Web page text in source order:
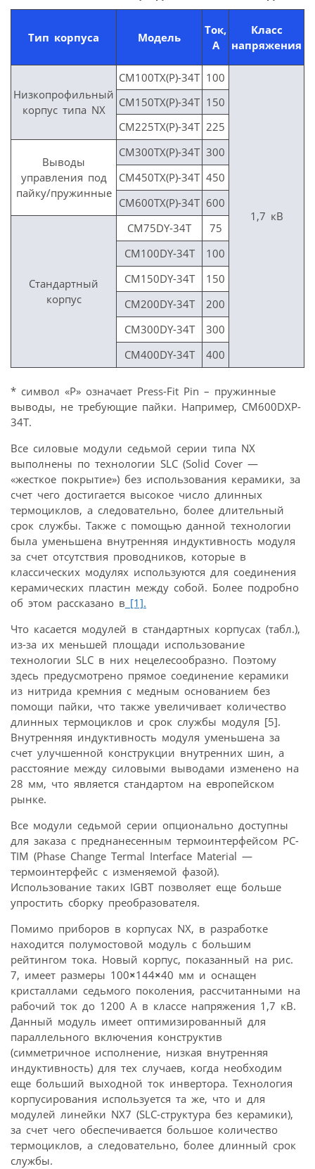
Тип корпуса Модель
Ток,
А
Класс
напряжения
Низкопрофильный
корпус типа NX
CM100TX(P)-34T 100
1,7 кВ
CM150TX(P)-34T 150
CM225TX(P)-34T 225
Выводы
управления под
пайку/пружинные
CM300TX(P)-34T 300
CM450TX(P)-34T 450
CM600TX(P)-34T 600
Стандартный
корпус
CM75DY-34T
75
CM100DY-34T
100
CM150DY-34T
150
CM200DY-34T
200
CM300DY-34T
300
CM400DY-34T
400
* символ «P» означает Press-Fit Pin – пружинные
выводы, не требующие пайки. Например, CM600DXP-
34T.
Все силовые модули седьмой серии типа NX
выполнены по технологии SLC (Solid Cover —
«жесткое покрытие») без использования керамики, за
счет чего достигается высокое число длинных
термоциклов, а следовательно, более длительный
срок службы. Также с помощью данной технологии
была уменьшена внутренняя индуктивность модуля
за счет отсутствия проводников, которые в
классических модулях используются для соединения
керамических пластин между собой. Более подробно
об этом рассказано в [1].
Что касается модулей в стандартных корпусах (табл.),
из-за их меньшей площади использование
технологии SLC в них нецелесообразно. Поэтому
здесь предусмотрено прямое соединение керамики
из нитрида кремния с медным основанием без
помощи пайки, что также увеличивает количество
длинных термоциклов и срок службы модуля [5].
Внутренняя индуктивность модуля уменьшена за
счет улучшенной конструкции внутренних шин, а
расстояние между силовыми выводами изменено на
28 мм, что является стандартом на европейском
рынке.
Все модули седьмой серии опционально доступны
для заказа с преднанесенным термоинтерфейсом PC-
TIM (Phase Change Termal Interface Material —
термоинтерфейс с изменяемой фазой).
Использование таких IGBT позволяет еще больше
упростить сборку преобразователя.
Помимо приборов в корпусах NX, в разработке
находится полумостовой модуль с большим
рейтингом тока. Новый корпус, показанный на рис.
7, имеет размеры 100×144×40 мм и оснащен
кристаллами седьмого поколения, рассчитанными на
рабочий ток до 1200 А в классе напряжения 1,7 кВ.
Данный модуль имеет оптимизированный для
параллельного включения конструктив
(симметричное исполнение, низкая внутренняя
индуктивность) для тех случаев, когда необходим
еще больший выходной ток инвертора. Технология
корпусирования используется та же, что и для
модулей линейки NX7 (SLC-структура без керамики),
за счет чего обеспечивается большое количество
термоциклов, а следовательно, более длинный срок
службы.